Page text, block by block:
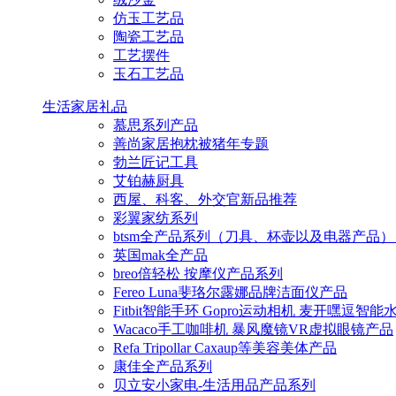
仿玉工艺品
陶瓷工艺品
工艺摆件
玉石工艺品
生活家居礼品
慕思系列产品
善尚家居抱枕被猪年专题
勃兰匠记工具
艾铂赫厨具
西屋、科客、外交官新品推荐
彩翼家纺系列
btsm全产品系列（刀具、杯壶以及电器产品）
英国mak全产品
breo倍轻松 按摩仪产品系列
Fereo Luna斐珞尔露娜品牌洁面仪产品
Fitbit智能手环 Gopro运动相机 麦开嘿逗智能
Wacaco手工咖啡机 暴风魔镜VR虚拟眼镜产品
Refa Tripollar Caxaup等美容美体产品
康佳全产品系列
贝立安小家电-生活用品产品系列